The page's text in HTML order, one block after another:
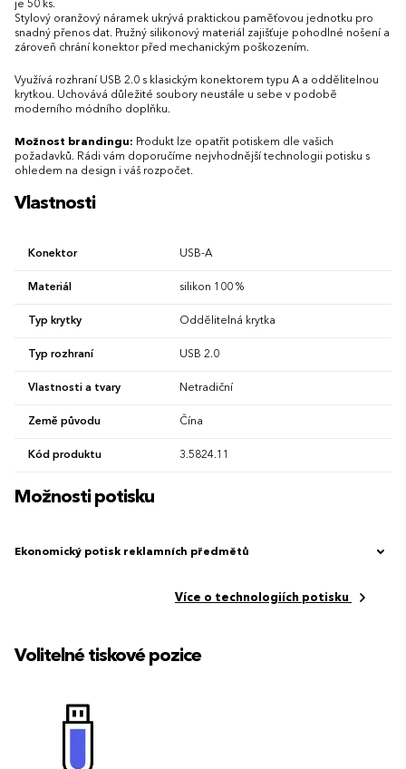
je 50 ks.
Stylový oranžový náramek ukrývá praktickou paměťovou jednotku pro
snadný přenos dat. Pružný silikonový materiál zajišťuje pohodlné nošení a
zároveň chrání konektor před mechanickým poškozením.
Využívá rozhraní USB 2.0 s klasickým konektorem typu A a oddělitelnou
krytkou. Uchovává důležité soubory neustále u sebe v podobě
moderního módního doplňku.
Možnost brandingu: Produkt lze opatřit potiskem dle vašich
požadavků. Rádi vám doporučíme nejvhodnější technologii potisku s
ohledem na design i váš rozpočet.
Vlastnosti
Konektor USB-A
Materiál silikon 100 %
Typ krytky Oddělitelná krytka
Typ rozhraní USB 2.0
Vlastnosti a tvary Netradiční
Země původu Čína
Kód produktu 3.5824.11
Možnosti potisku
Ekonomický potisk reklamních předmětů
Více o technologiích potisku
Volitelné tiskové pozice